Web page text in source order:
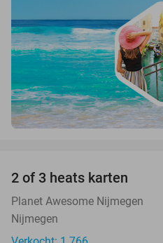
2 of 3 heats karten
Planet Awesome Nijmegen
Nijmegen